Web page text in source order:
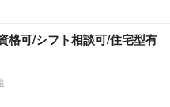
格可/シフト相談可/住宅型有